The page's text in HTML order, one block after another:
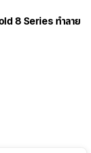
8 Series ทำลาย